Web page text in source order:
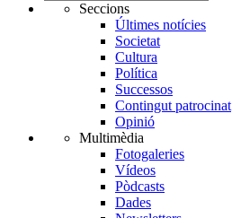
Seccions
Últimes notícies
Societat
Cultura
Política
Successos
Contingut patrocinat
Opinió
Multimèdia
Fotogaleries
Vídeos
Pòdcasts
Dades